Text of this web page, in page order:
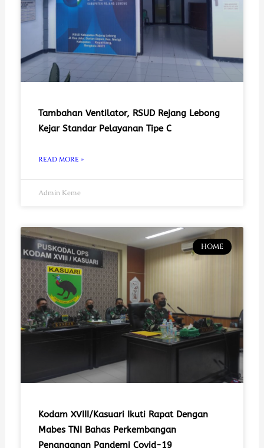
Tambahan Ventilator, RSUD Rejang Lebong
Kejar Standar Pelayanan Tipe C
READ MORE »
Admin Keme
HOME
Kodam XVIII/Kasuari Ikuti Rapat Dengan
Mabes TNI Bahas Perkembangan
Penanganan Pandemi Covid-19